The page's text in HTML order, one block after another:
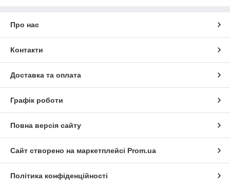
Про нас
Контакти
Доставка та оплата
Графік роботи
Повна версія сайту
Сайт створено на маркетплейсі Prom.ua
Політика конфіденційності